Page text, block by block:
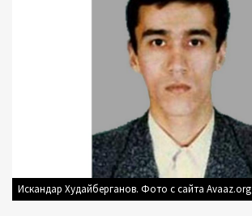
Искандар Худайберганов. Фото с сайта Avaaz.org